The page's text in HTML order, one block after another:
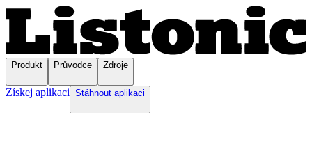
Produkt Průvodce Zdroje
Získej aplikaci Stáhnout aplikaci